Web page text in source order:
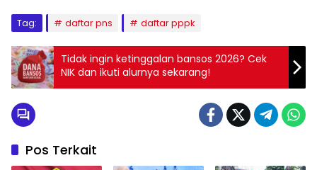
Tag: daftar pns daftar pppk
Tidak ingin ketinggalan bansos 2026? Cek
NIK dan ikuti alurnya sekarang!
Pos Terkait